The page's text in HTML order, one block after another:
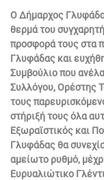
Ο Δήμαρχος
θερμά του
προσφορά τους στα
Γλυφάδας και
Συμβούλιο που
Συλλόγου, Ορέστης
τους
στήριξή τους όλα
Εξωραϊστικός και
Γλυφάδας θα
αμείωτο ρυθμό,
Ευρυαλιώτικο